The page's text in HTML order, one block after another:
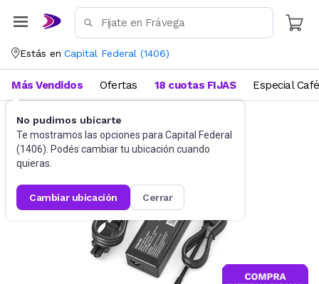
Estás en Capital Federal (1406)
No pudimos ubicarte
Te mostramos las opciones para Capital Federal
(1406). Podés cambiar tu ubicación cuando
quieras.
cambiar ubicación cerrar
Más Vendidos Ofertas 18 cuotas FIJAS Especial Café
Accesorios de Informática